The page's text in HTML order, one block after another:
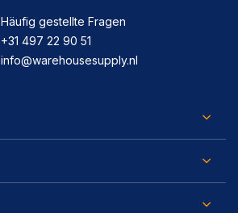
Häufig gestellte Fragen
+31 497 22 90 51
info@warehousesupply.nl